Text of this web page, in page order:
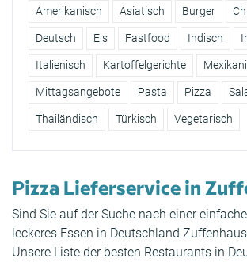
Amerikanisch Asiatisch Burger
Deutsch Eis Fastfood Indisch
Italienisch Kartoffelgerichte
Mittagsangebote Pasta Pizza
Thailändisch Türkisch Vegetarisch
Pizza Lieferservice in
Sind Sie auf der Suche nach einer
leckeres Essen in Deutschland
Unsere Liste der besten Restaurants in